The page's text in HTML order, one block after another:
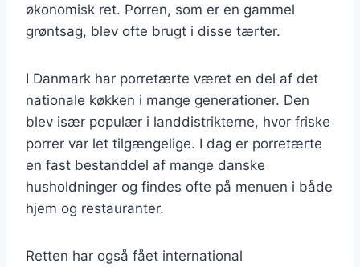
økonomisk ret. Porren, som er en gammel
grøntsag, blev ofte brugt i disse tærter.
I Danmark har porretærte været en del af det
nationale køkken i mange generationer. Den
blev især populær i landdistrikterne, hvor friske
porrer var let tilgængelige. I dag er porretærte
en fast bestanddel af mange danske
husholdninger og findes ofte på menuen i både
hjem og restauranter.
Retten har også fået international